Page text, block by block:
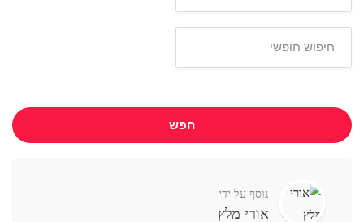
חפש
נוסף על ידי
אורי מלץ